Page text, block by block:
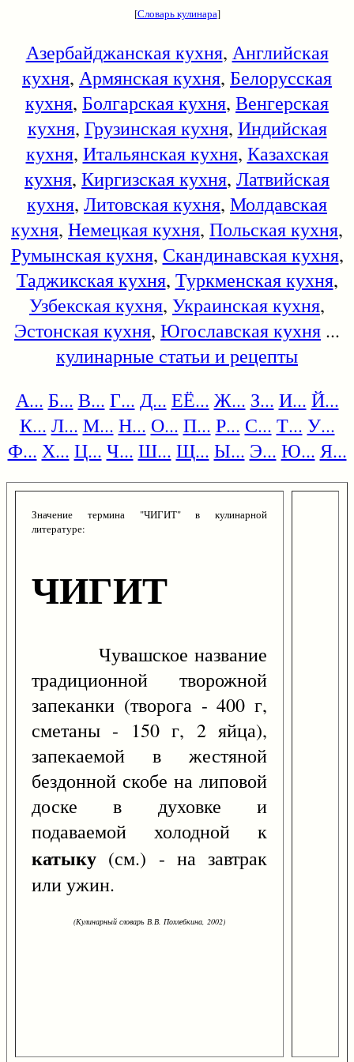
[Словарь кулинара]
Азербайджанская кухня, Английская
кухня, Армянская кухня, Белорусская
кухня, Болгарская кухня, Венгерская
кухня, Грузинская кухня, Индийская
кухня, Итальянская кухня, Казахская
кухня, Киргизская кухня, Латвийская
кухня, Литовская кухня, Молдавская
кухня, Немецкая кухня, Польская кухня,
Румынская кухня, Скандинавская кухня,
Таджикская кухня, Туркменская кухня,
Узбекская кухня, Украинская кухня,
Эстонская кухня, Югославская кухня ...
кулинарные статьи и рецепты
А... Б... В... Г... Д... ЕЁ... Ж... З... И... Й...
К... Л... М... Н... О... П... Р... С... Т... У...
Ф... Х... Ц... Ч... Ш... Щ... Ы... Э... Ю... Я...
Значение термина "ЧИГИТ" в кулинарной
литературе:
ЧИГИТ
Чувашское название
традиционной творожной
запеканки (творога - 400 г,
сметаны - 150 г, 2 яйца),
запекаемой в жестяной
бездонной скобе на липовой
доске в духовке и
подаваемой холодной к
катыку (см.) - на завтрак
или ужин.
(Кулинарный словарь В.В. Похлебкина, 2002)